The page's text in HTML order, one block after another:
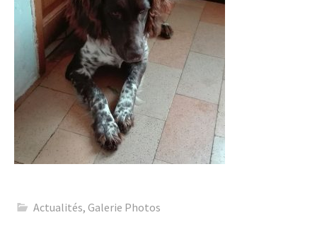
Actualités, Galerie Photos